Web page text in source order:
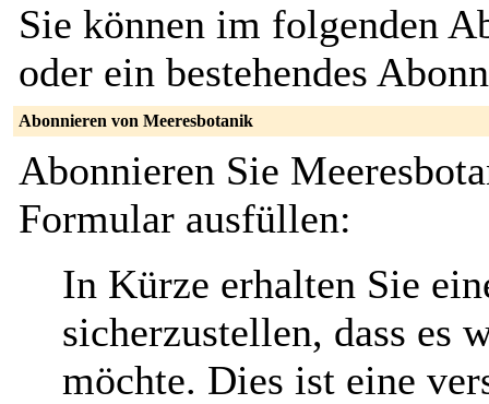
Sie können im folgenden
oder ein bestehendes
Abonnieren von Meeresbotanik
Abonnieren Sie
Formular ausfüllen:
In Kürze erhalten Sie
sicherzustellen, dass es
möchte. Dies ist eine